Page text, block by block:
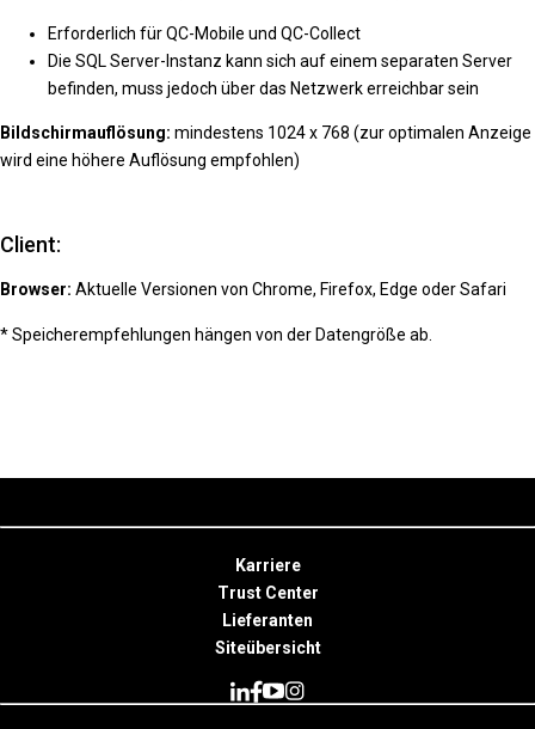
Erforderlich für QC-Mobile und QC-Collect
Die SQL Server-Instanz kann sich auf einem separaten Server
befinden, muss jedoch über das Netzwerk erreichbar sein
Bildschirmauflösung: mindestens 1024 x 768 (zur optimalen Anzeige
wird eine höhere Auflösung empfohlen)
Client:
Browser: Aktuelle Versionen von Chrome, Firefox, Edge oder Safari
* Speicherempfehlungen hängen von der Datengröße ab.
Karriere
Trust Center
Lieferanten
Siteübersicht